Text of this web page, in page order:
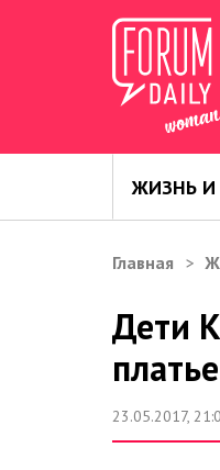
ЖИЗНЬ И
Главная
Дети
23.05.2017,